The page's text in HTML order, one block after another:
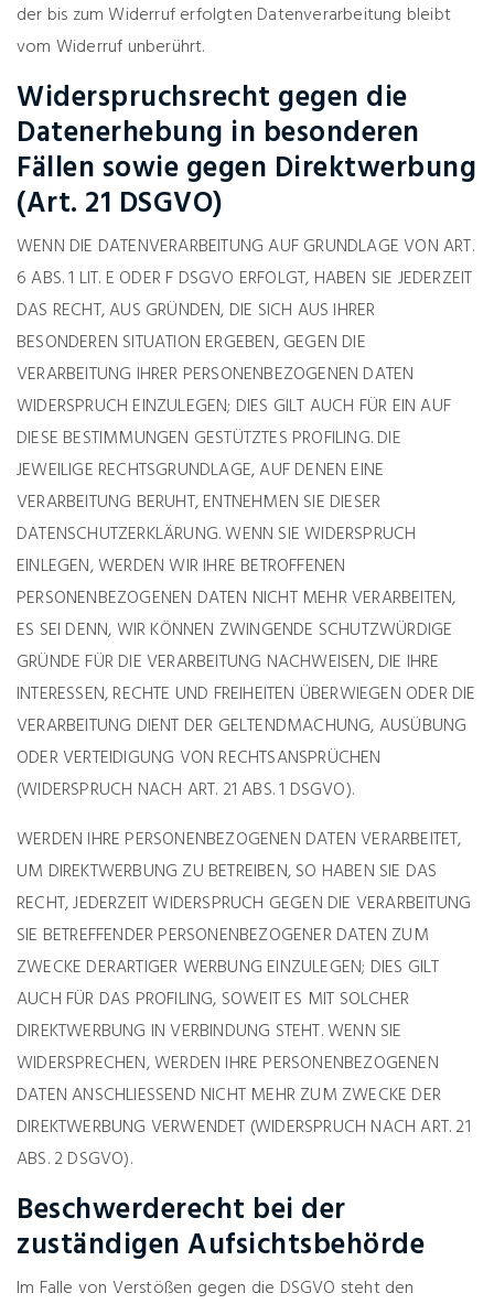
der bis zum Widerruf erfolgten Datenverarbeitung bleibt
vom Widerruf unberührt.
Widerspruchsrecht gegen die
Datenerhebung in besonderen
Fällen sowie gegen Direktwerbung
(Art. 21 DSGVO)
WENN DIE DATENVERARBEITUNG AUF GRUNDLAGE VON ART.
6 ABS. 1 LIT. E ODER F DSGVO ERFOLGT, HABEN SIE JEDERZEIT
DAS RECHT, AUS GRÜNDEN, DIE SICH AUS IHRER
BESONDEREN SITUATION ERGEBEN, GEGEN DIE
VERARBEITUNG IHRER PERSONENBEZOGENEN DATEN
WIDERSPRUCH EINZULEGEN; DIES GILT AUCH FÜR EIN AUF
DIESE BESTIMMUNGEN GESTÜTZTES PROFILING. DIE
JEWEILIGE RECHTSGRUNDLAGE, AUF DENEN EINE
VERARBEITUNG BERUHT, ENTNEHMEN SIE DIESER
DATENSCHUTZERKLÄRUNG. WENN SIE WIDERSPRUCH
EINLEGEN, WERDEN WIR IHRE BETROFFENEN
PERSONENBEZOGENEN DATEN NICHT MEHR VERARBEITEN,
ES SEI DENN, WIR KÖNNEN ZWINGENDE SCHUTZWÜRDIGE
GRÜNDE FÜR DIE VERARBEITUNG NACHWEISEN, DIE IHRE
INTERESSEN, RECHTE UND FREIHEITEN ÜBERWIEGEN ODER DIE
VERARBEITUNG DIENT DER GELTENDMACHUNG, AUSÜBUNG
ODER VERTEIDIGUNG VON RECHTSANSPRÜCHEN
(WIDERSPRUCH NACH ART. 21 ABS. 1 DSGVO).
WERDEN IHRE PERSONENBEZOGENEN DATEN VERARBEITET,
UM DIREKTWERBUNG ZU BETREIBEN, SO HABEN SIE DAS
RECHT, JEDERZEIT WIDERSPRUCH GEGEN DIE VERARBEITUNG
SIE BETREFFENDER PERSONENBEZOGENER DATEN ZUM
ZWECKE DERARTIGER WERBUNG EINZULEGEN; DIES GILT
AUCH FÜR DAS PROFILING, SOWEIT ES MIT SOLCHER
DIREKTWERBUNG IN VERBINDUNG STEHT. WENN SIE
WIDERSPRECHEN, WERDEN IHRE PERSONENBEZOGENEN
DATEN ANSCHLIESSEND NICHT MEHR ZUM ZWECKE DER
DIREKTWERBUNG VERWENDET (WIDERSPRUCH NACH ART. 21
ABS. 2 DSGVO).
Beschwerderecht bei der
zuständigen Aufsichtsbehörde
Im Falle von Verstößen gegen die DSGVO steht den